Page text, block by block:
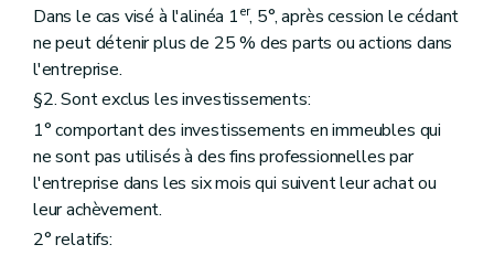
Dans le cas visé à l'alinéa 1er, 5°, après cession le cédant
ne peut détenir plus de 25 % des parts ou actions dans
l'entreprise.
§2. Sont exclus les investissements:
1° comportant des investissements en immeubles qui
ne sont pas utilisés à des fins professionnelles par
l'entreprise dans les six mois qui suivent leur achat ou
leur achèvement.
2° relatifs: